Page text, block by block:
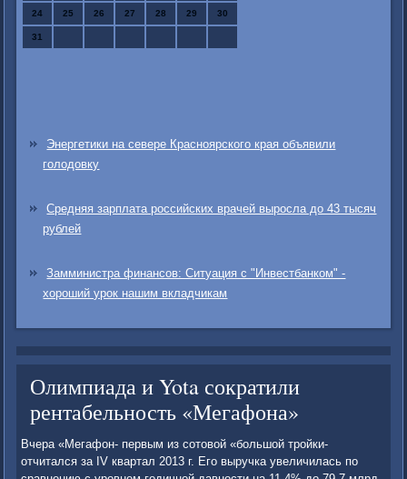
24 25 26 27 28 29 30
31
Энергетики на севере Красноярского края объявили
голодовку
Средняя зарплата российских врачей выросла до 43 тысяч
рублей
Замминистра финансов: Ситуация с "Инвестбанком" -
хороший урок нашим вкладчикам
Олимпиада и Yota сократили
рентабельность «Мегафона»
Вчера «Мегафон- первым из сотовой «большой тройки-
отчитался за IV квартал 2013 г. Его выручка увеличилась по